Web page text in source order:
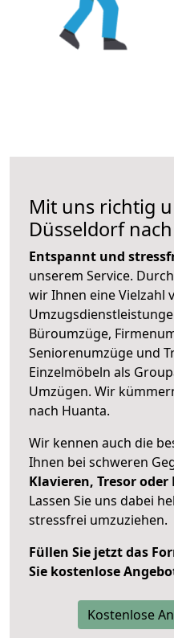
Mit uns richtig
Düsseldorf
Entspannt und
unserem Service.
wir Ihnen eine Vielzahl
Büroumzüge,
Seniorenumzüge und
Einzelmöbeln als
Umzügen. Wir
nach Huanta.
Wir kennen auch die
Ihnen bei schweren
Klavieren, Tresor oder
Lassen Sie uns dabei
stressfrei umzuziehen.
Füllen Sie jetzt das
Sie kostenlose
Kostenlose